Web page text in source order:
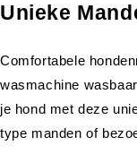
Unieke
Comfortabele
wasmachine
je hond met deze
type manden of